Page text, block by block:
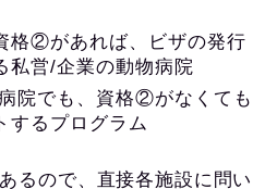
格②があれば、ビザの発行
私営/企業の動物病院
院でも、資格②がなくても
するプログラム
るので、直接各施設に問い